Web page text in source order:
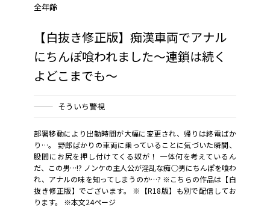
全年齢
【白抜き修正版】痴漢車両でアナル
にちんぽ喰われました～連鎖は続く
よどこまでも～
そういち警視
部署移動により出勤時間が大幅に変更され、帰りは終電ばか
り…。 野郎ばかりの車両に乗っていることに気づいた瞬間、
股間にお尻を押し付けてくる奴が！ 一体何を考えているん
だ、この男…!? ノンケの主人公が淫乱な痴○男にちんぽを喰わ
れ、アナルの味を知ってしまうのか…? ※こちらの作品は【白
抜き修正版】でございます。 ※【R18版】も別で配信してお
ります。 ※本文24ページ